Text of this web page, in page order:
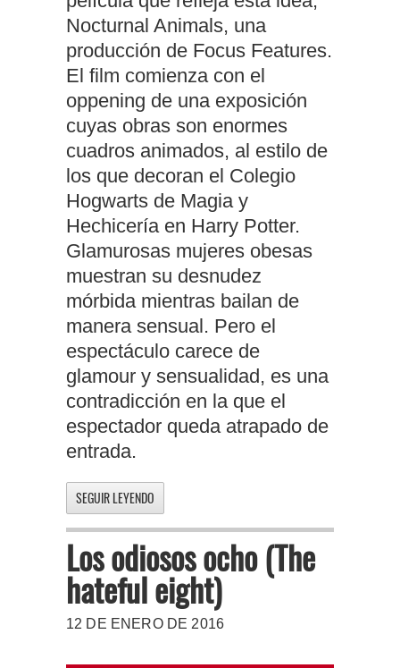
Nocturnal Animals, una
producción de Focus Features.
El film comienza con el
oppening de una exposición
cuyas obras son enormes
cuadros animados, al estilo de
los que decoran el Colegio
Hogwarts de Magia y
Hechicería en Harry Potter.
Glamurosas mujeres obesas
muestran su desnudez
mórbida mientras bailan de
manera sensual. Pero el
espectáculo carece de
glamour y sensualidad, es una
contradicción en la que el
espectador queda atrapado de
entrada.
SEGUIR LEYENDO
Los odiosos ocho (The
hateful eight)
12 DE ENERO DE 2016